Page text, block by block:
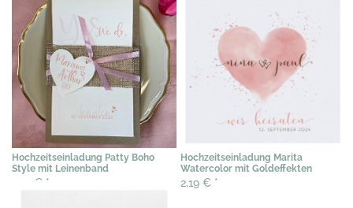
Hochzeitseinladung Patty Boho
Style mit Leinenband
2,19 € *
Hochzeitseinladung Marita
Watercolor mit Goldeffekten
2,19 € *